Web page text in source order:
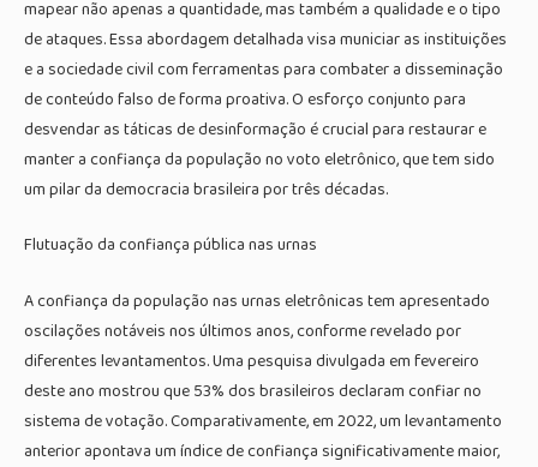
mapear não apenas a quantidade, mas também a qualidade e o tipo
de ataques. Essa abordagem detalhada visa municiar as instituições
e a sociedade civil com ferramentas para combater a disseminação
de conteúdo falso de forma proativa. O esforço conjunto para
desvendar as táticas de desinformação é crucial para restaurar e
manter a confiança da população no voto eletrônico, que tem sido
um pilar da democracia brasileira por três décadas.
Flutuação da confiança pública nas urnas
A confiança da população nas urnas eletrônicas tem apresentado
oscilações notáveis nos últimos anos, conforme revelado por
diferentes levantamentos. Uma pesquisa divulgada em fevereiro
deste ano mostrou que 53% dos brasileiros declaram confiar no
sistema de votação. Comparativamente, em 2022, um levantamento
anterior apontava um índice de confiança significativamente maior,